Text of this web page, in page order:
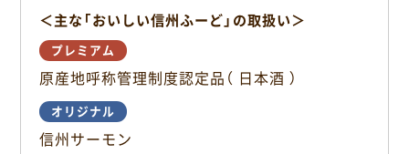
＜主な「おいしい信州ふーど」の取扱い＞
プレミアム
原産地呼称管理制度認定品（ 日本酒 ）
オリジナル
信州サーモン